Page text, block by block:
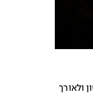
ולאורך